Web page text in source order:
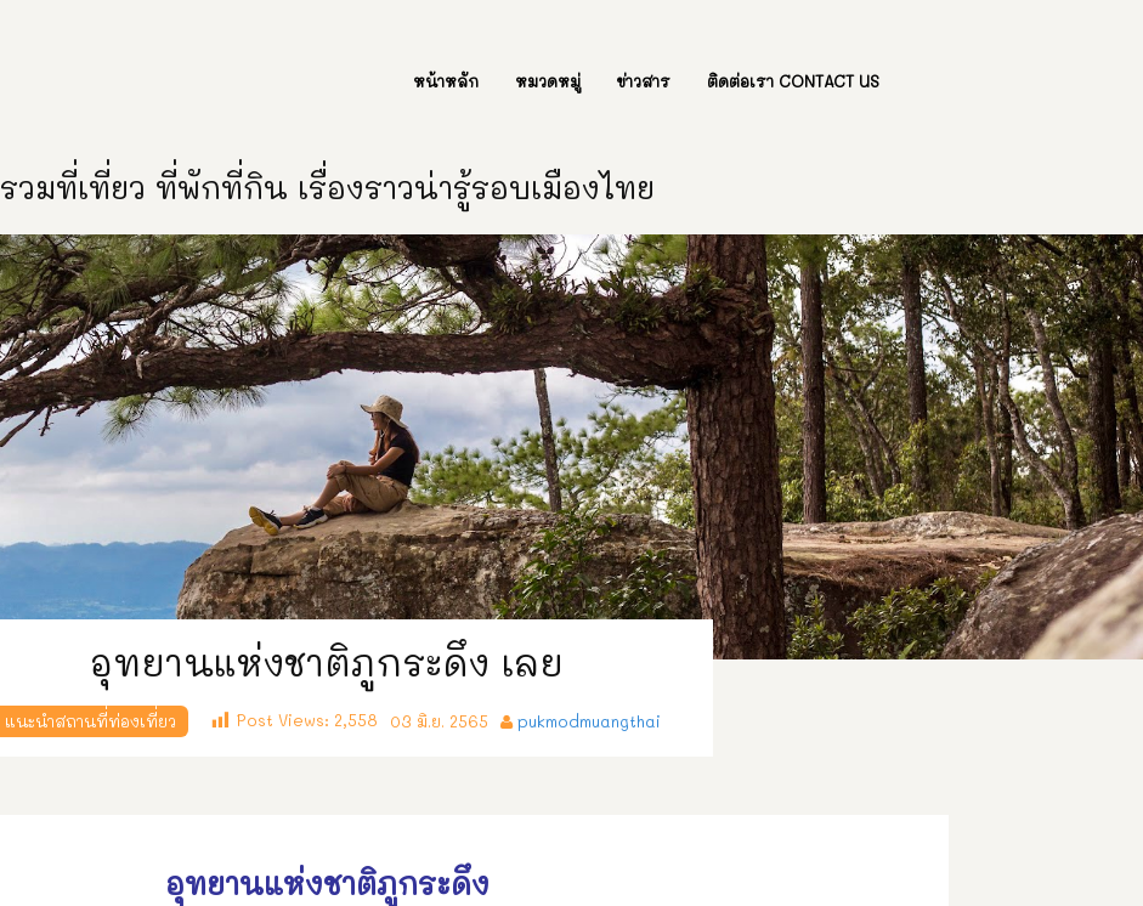
หน้าหลัก หมวดหมู่ ข่าวสาร ติดต่อเรา CONTACT US
รวมที่เที่ยว ที่พักที่กิน เรื่องราวน่ารู้รอบเมืองไทย
อุทยานแห่งชาติภูกระดึง เลย
แนะนำสถานที่ท่องเที่ยว Post Views: 2,558 03 มิ.ย. 2565 pukmodmuangthai
อุทยานแห่งชาติภูกระดึง